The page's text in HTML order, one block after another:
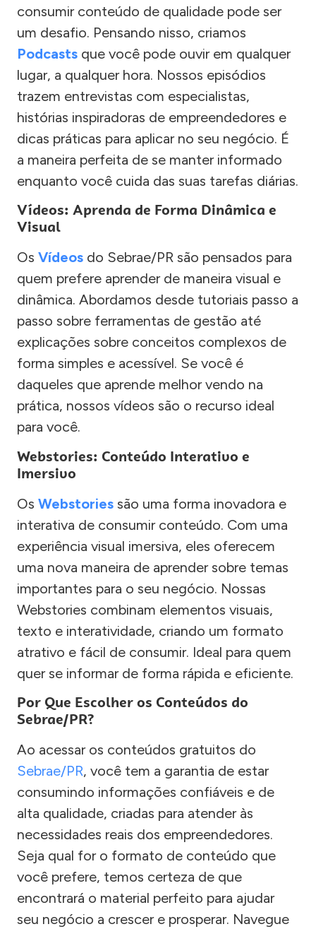
consumir conteúdo de qualidade pode ser
um desafio. Pensando nisso, criamos
Podcasts que você pode ouvir em qualquer
lugar, a qualquer hora. Nossos episódios
trazem entrevistas com especialistas,
histórias inspiradoras de empreendedores e
dicas práticas para aplicar no seu negócio. É
a maneira perfeita de se manter informado
enquanto você cuida das suas tarefas diárias.
Vídeos: Aprenda de Forma Dinâmica e
Visual
Os Vídeos do Sebrae/PR são pensados para
quem prefere aprender de maneira visual e
dinâmica. Abordamos desde tutoriais passo a
passo sobre ferramentas de gestão até
explicações sobre conceitos complexos de
forma simples e acessível. Se você é
daqueles que aprende melhor vendo na
prática, nossos vídeos são o recurso ideal
para você.
Webstories: Conteúdo Interativo e
Imersivo
Os Webstories são uma forma inovadora e
interativa de consumir conteúdo. Com uma
experiência visual imersiva, eles oferecem
uma nova maneira de aprender sobre temas
importantes para o seu negócio. Nossas
Webstories combinam elementos visuais,
texto e interatividade, criando um formato
atrativo e fácil de consumir. Ideal para quem
quer se informar de forma rápida e eficiente.
Por Que Escolher os Conteúdos do
Sebrae/PR?
Ao acessar os conteúdos gratuitos do
Sebrae/PR, você tem a garantia de estar
consumindo informações confiáveis e de
alta qualidade, criadas para atender às
necessidades reais dos empreendedores.
Seja qual for o formato de conteúdo que
você prefere, temos certeza de que
encontrará o material perfeito para ajudar
seu negócio a crescer e prosperar. Navegue